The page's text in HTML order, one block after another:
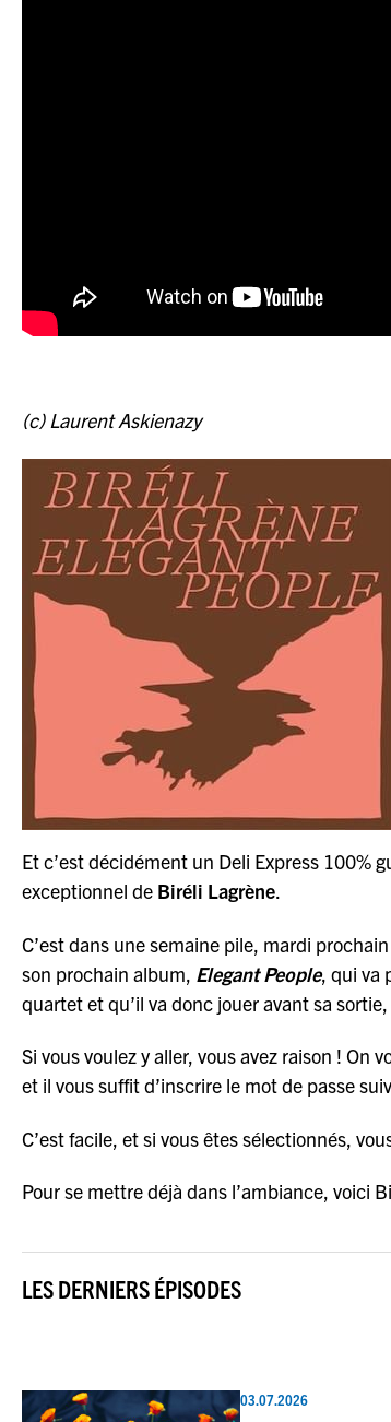
(c) Laurent Askienazy
Et c’est décidément un Deli Express 100%
exceptionnel de Biréli Lagrène.
C’est dans une semaine pile, mardi
son prochain album, Elegant People, qui va
quartet et qu’il va donc jouer avant sa
Si vous voulez y aller, vous avez raison ! On
et il vous suffit d’inscrire le mot de passe
C’est facile, et si vous êtes sélectionnés,
Pour se mettre déjà dans l’ambiance, voici
LES DERNIERS ÉPISODES
03.07.2026